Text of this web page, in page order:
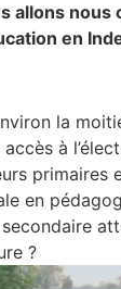
allons
en
la
accès à
primaires
en
?